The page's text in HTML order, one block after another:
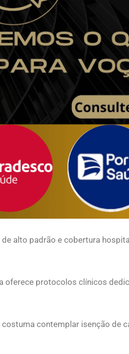
alto padrão e cobertura
oferece protocolos clínicos
contemplar isenção de